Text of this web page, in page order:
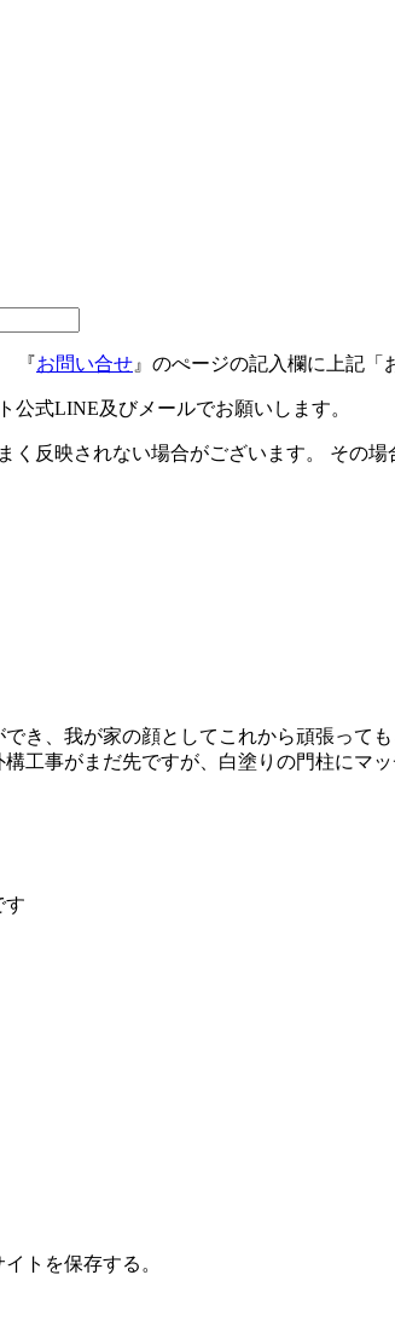
『お問い合せ 』のぺージの記入欄に上記「
公式LINE及びメールでお願いします。
反映されない場合がございます。 その場
き、我が家の顔としてこれから頑張って
工事がまだ先ですが、白塗りの門柱にマ
す
トを保存する。